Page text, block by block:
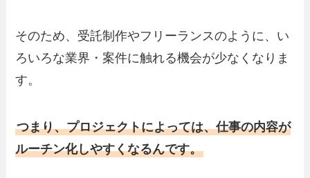
そのため、受託制作やフリーランスのように、い
ろいろな業界・案件に触れる機会が少なくなりま
す。
つまり、プロジェクトによっては、仕事の内容が
ルーチン化しやすくなるんです。